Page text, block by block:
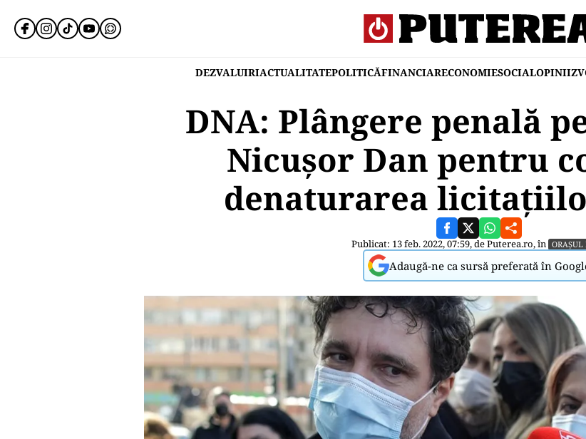
DEZVALUIRIACTUALITATEPOLITICĂFINANCIARECONOMIESOCIALOPINII
DNA: Plângere penală
Nicușor Dan pentru
denaturarea
Publicat: 13 feb. 2022, 07:59, dePuterea.ro, în ORAȘUL
Adaugă-ne ca sursă preferată în